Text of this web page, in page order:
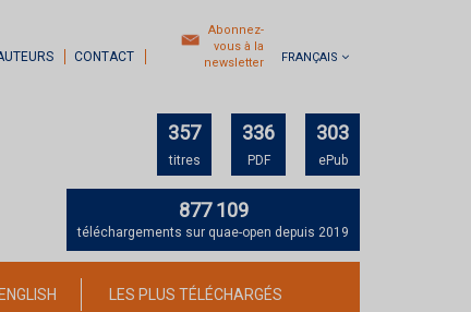
CONTACT
Abonnez-
vous à la
newsletter
FRANÇAIS
357
titres
336
PDF
303
ePub
877 109
téléchargements sur quae-open depuis 2019
LES PLUS TÉLÉCHARGÉS